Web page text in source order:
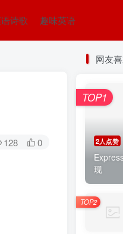
诗歌 趣味英语
128 0
网友
2人点赞
现
TOP1
TOP2